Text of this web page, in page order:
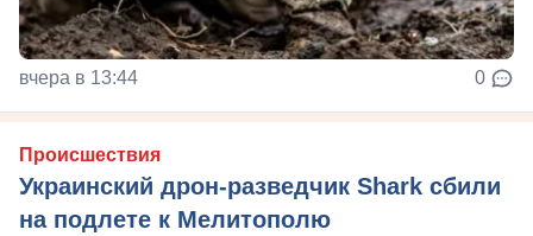
вчера в 13:44 0
Происшествия
Украинский дрон-разведчик Shark сбили
на подлете к Мелитополю